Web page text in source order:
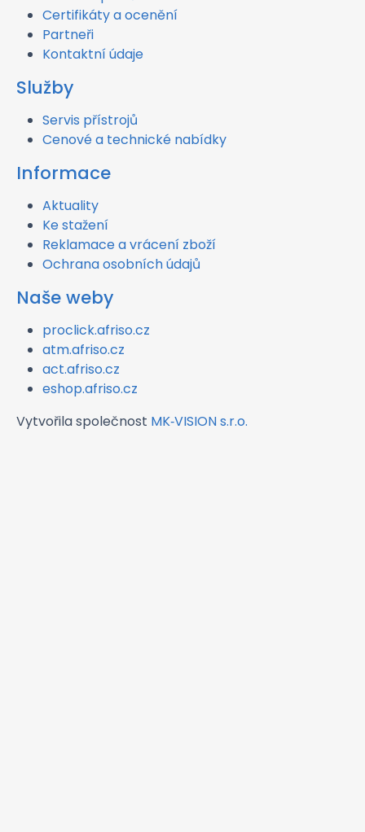
Certifikáty a ocenění
Partneři
Kontaktní údaje
Služby
Servis přístrojů
Cenové a technické nabídky
Informace
Aktuality
Ke stažení
Reklamace a vrácení zboží
Ochrana osobních údajů
Naše weby
proclick.afriso.cz
atm.afriso.cz
act.afriso.cz
eshop.afriso.cz
Vytvořila společnost MK‑VISION s.r.o.